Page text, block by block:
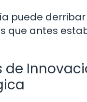
puede
que antes
de